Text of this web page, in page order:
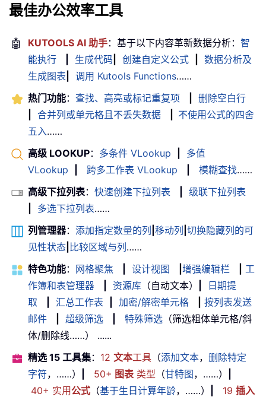
最佳办公效率工具
🤖 KUTOOLS AI 助手：基于以下内容革新数据分析： 智
能执行
生成代码 创建自定义公式
数据分析及
生成图表
调用 Kutools Functions……
热门功能： 查找、高亮或标记重复项
删除空白行
合并列或单元格且不丢失数据
不使用公式的四舍
五入……
高级 LOOKUP： 多条件 VLookup
多值
VLookup
跨多工作表 VLookup 模糊查找……
高级下拉列表： 快速创建下拉列表
级联下拉列表
多选下拉列表……
列管理器： 添加指定数量的列 移动列 切换隐藏列的可
见性状态 比较区域与列……
特色功能： 网格聚焦 设计视图 增强编辑栏
工
作簿和表管理器
资源库 （自动文本）
日期提
取
汇总工作表 加密/解密单元格
按列表发送
邮件
超级筛选 特殊筛选 （筛选粗体单元格/斜
体/删除线……） ......
精选 15 工具集： 12 文本工具 （添加文本， 删除特定
字符，……） 50+ 图表 类型 （甘特图，……）
40+ 实用公式 （基于生日计算年龄，……） 19 插入